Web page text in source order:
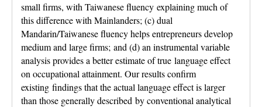
small firms, with Taiwanese fluency explaining much of
this difference with Mainlanders; (c) dual
Mandarin/Taiwanese fluency helps entrepreneurs develop
medium and large firms; and (d) an instrumental variable
analysis provides a better estimate of true language effect
on occupational attainment. Our results confirm
existing findings that the actual language effect is larger
than those generally described by conventional analytical